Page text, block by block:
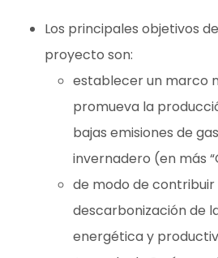
Los principales objetivos
proyecto son:
establecer un marco
promueva la
bajas emisiones de
invernadero (en más
de modo de contribuir
descarbonización de
energética y